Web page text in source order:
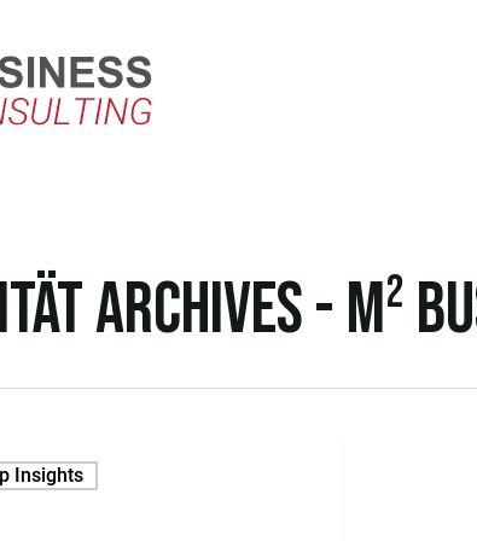
Archives - M²
Insights